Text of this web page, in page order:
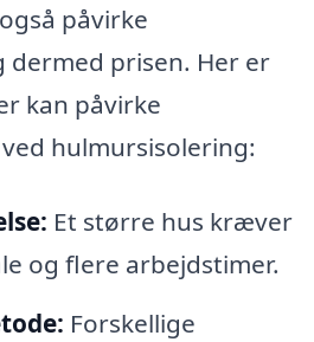
påvirke
prisen. Her er
kan påvirke
hulmursisolering:
Et større hus kræver
og flere arbejdstimer.
Forskellige